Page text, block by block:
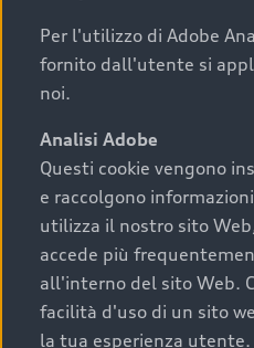
Per l'utilizzo di Adobe
fornito dall'utente si
noi.
Analisi Adobe
Questi cookie vengono
e raccolgono
utilizza il nostro sito
accede più
all'interno del sito Web.
facilità d'uso di un sito
la tua esperienza